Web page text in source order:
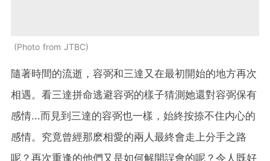
Photo from JTBC
隨著時間的流逝， 容弼和三達又在最初開始的地方再次
相遇。看三達拼命逃避容弼的樣子猜測她還對容弼保有
感情...而見到 三達的容弼也一樣，始終按捺不住内心的
感情。究竟曾經那麽相愛的兩人最終會走上分手之路
呢？再次重逢的他們又是如何解開誤會的呢？令人既好